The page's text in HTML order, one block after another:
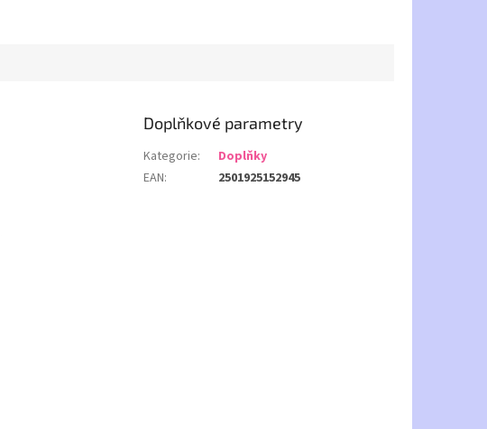
Doplňkové parametry
Kategorie:
Doplňky
EAN: 2501925152945